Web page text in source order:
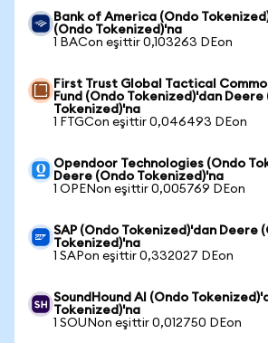
Bank of America (Ondo
(Ondo Tokenized)'na
1 BACon eşittir 0,103263 DEon
First Trust Global Tactical
Fund (Ondo Tokenized)'dan Deere
Tokenized)'na
1 FTGCon eşittir 0,046493 DEon
Opendoor Technologies (Ondo
Deere (Ondo Tokenized)'na
1 OPENon eşittir 0,005769 DEon
SAP (Ondo Tokenized)'dan Deere
Tokenized)'na
1 SAPon eşittir 0,332027 DEon
SoundHound AI (Ondo
Tokenized)'na
1 SOUNon eşittir 0,012750 DEon